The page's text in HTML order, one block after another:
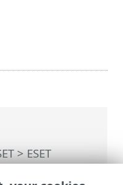
>ESET
για